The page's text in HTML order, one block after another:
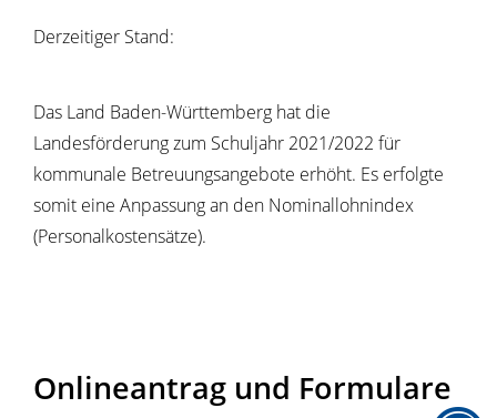
Derzeitiger Stand:
Das Land Baden-Württemberg hat die
Landesförderung zum Schuljahr 2021/2022 für
kommunale Betreuungsangebote erhöht. Es erfolgte
somit eine Anpassung an den Nominallohnindex
(Personalkostensätze).
Onlineantrag und Formulare